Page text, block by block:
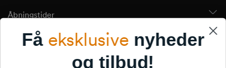
Åbningstider
Tilmeld Dig Vores Nyhedsbrev
Få eksklusive nyheder
og tilbud!